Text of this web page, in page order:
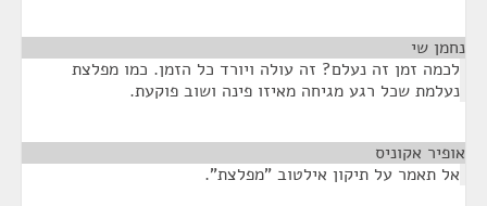
נחמן שי
לכמה זמן זה נעלם? זה עולה ויורד כל הזמן. כמו מפלצת
נעלמת שכל רגע מגיחה מאיזו פינה ושוב פוקעת.
אופיר אקוניס
אל תאמר על תיקון אילטוב "מפלצת".